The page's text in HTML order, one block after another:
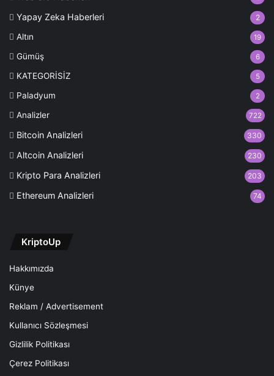
Yapay Zeka Haberleri 2
Altın 19
Gümüş 6
KATEGORİSİZ 5
Paladyum 2
Analizler 722
Bitcoin Analizleri 330
Altcoin Analizleri 230
Kripto Para Analizleri 203
Ethereum Analizleri 74
KriptoUp
Hakkımızda
Künye
Reklam / Advertisement
Kullanıcı Sözleşmesi
Gizlilik Politikası
Çerez Politikası